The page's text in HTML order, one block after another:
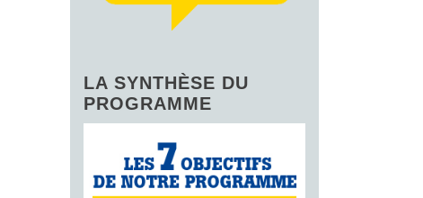
LA SYNTHÈSE DU
PROGRAMME